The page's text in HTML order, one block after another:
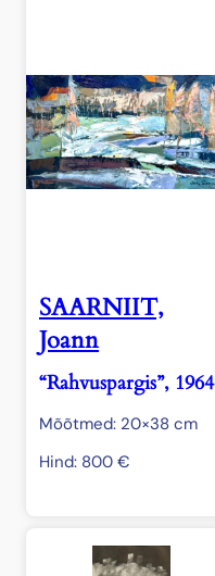
SAARNIIT,
Joann
“Rahvuspargis”, 1964
Mõõtmed: 20×38 cm
Hind: 800 €